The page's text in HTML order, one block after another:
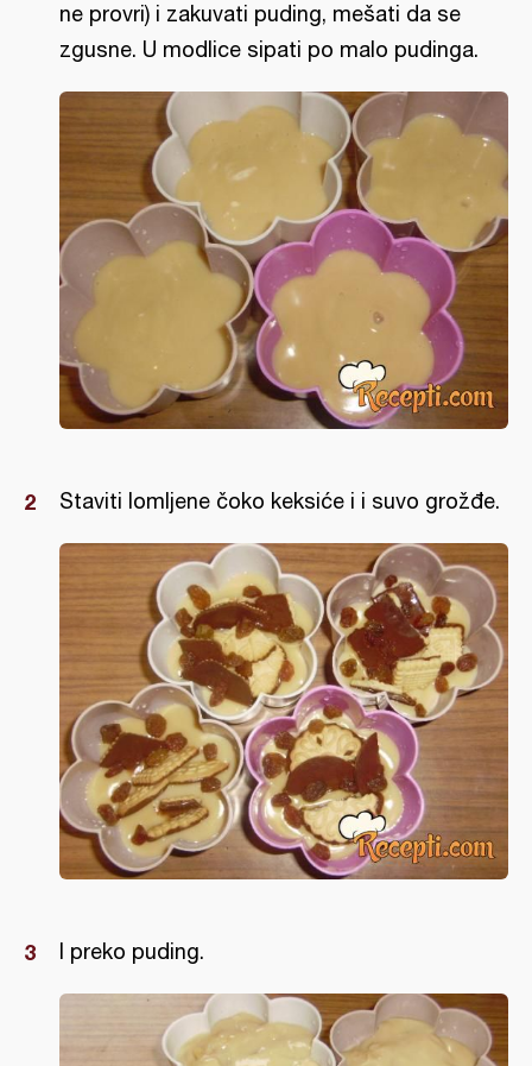
ne provri) i zakuvati puding, mešati da se
zgusne. U modlice sipati po malo pudinga.
Staviti lomljene čoko keksiće i i suvo grožđe.
I preko puding.